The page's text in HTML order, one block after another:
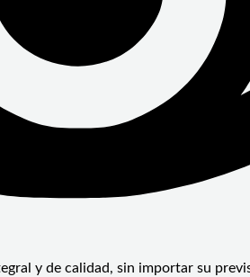
y de calidad, sin importar su